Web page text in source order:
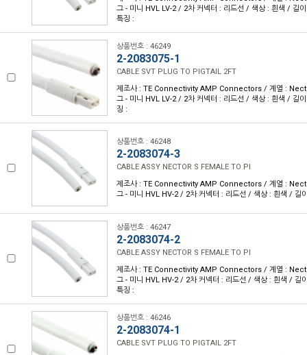
그 - 미니 HVL LV-2 / 2차 커넥터 : 리드선 / 색상 : 흰색 /
특징 :
상품번호 : 46249
2-2083075-1
CABLE SVT PLUG TO PIGTAIL 2FT
제조사 : TE Connectivity AMP Connectors / 계열 :
그 - 미니 HVL LV-2 / 2차 커넥터 : 리드선 / 색상 : 흰색 / 길
징 :
상품번호 : 46248
2-2083074-3
CABLE ASSY NECTOR S FEMALE TO PI
제조사 : TE Connectivity AMP Connectors / 계열 :
그 - 미니 HVL HV-2 / 2차 커넥터 : 리드선 / 색상 : 흰색 /
상품번호 : 46247
2-2083074-2
CABLE ASSY NECTOR S FEMALE TO PI
제조사 : TE Connectivity AMP Connectors / 계열 :
그 - 미니 HVL HV-2 / 2차 커넥터 : 리드선 / 색상 : 흰색 /
특징 :
상품번호 : 46246
2-2083074-1
CABLE SVT PLUG TO PIGTAIL 2FT